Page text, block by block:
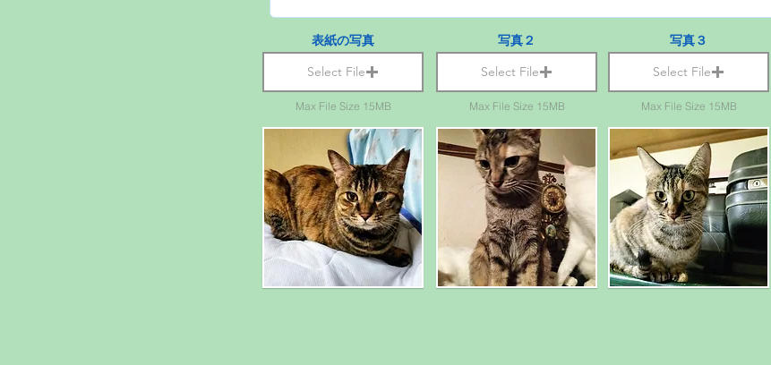
表紙の写真
Select File
Max File Size 15MB
写真２
Select File
Max File Size 15MB
写真３
Select File
Max File Size 15MB